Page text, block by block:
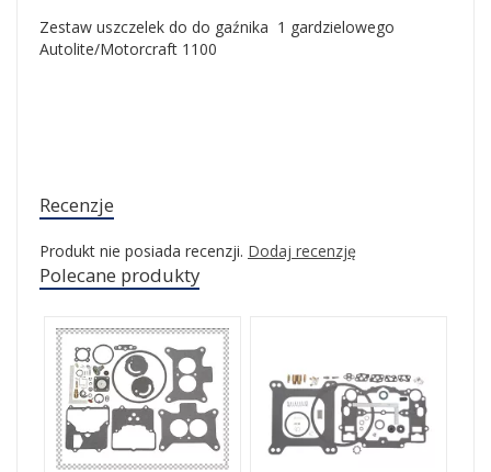
Zestaw uszczelek do do gaźnika 1 gardzielowego
Autolite/Motorcraft 1100
Recenzje
Produkt nie posiada recenzji. Dodaj recenzję
Polecane produkty